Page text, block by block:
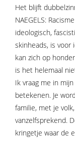
Het blijft
NAEGELS:
ideologisch,
skinheads, is voor
kan zich op
is het helemaal
Ik vraag me in
betekenen. Je
familie, met je
vanzelfsprekend.
kringetje waar de